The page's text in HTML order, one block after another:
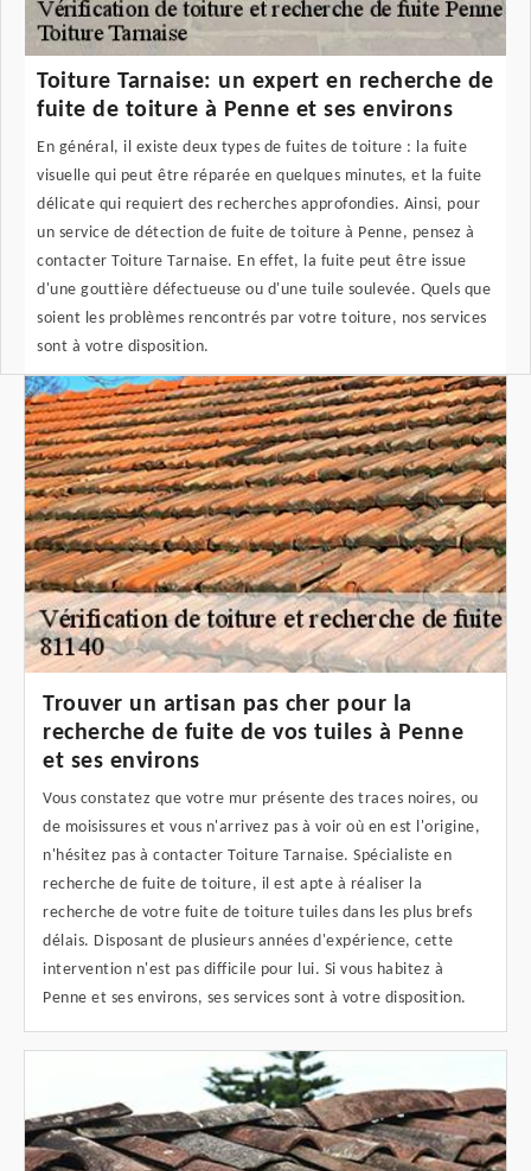
Toiture Tarnaise: un expert en recherche de
fuite de toiture à Penne et ses environs
En général, il existe deux types de fuites de toiture : la fuite
visuelle qui peut être réparée en quelques minutes, et la fuite
délicate qui requiert des recherches approfondies. Ainsi, pour
un service de détection de fuite de toiture à Penne, pensez à
contacter Toiture Tarnaise. En effet, la fuite peut être issue
d'une gouttière défectueuse ou d'une tuile soulevée. Quels que
soient les problèmes rencontrés par votre toiture, nos services
sont à votre disposition.
Trouver un artisan pas cher pour la
recherche de fuite de vos tuiles à Penne
et ses environs
Vous constatez que votre mur présente des traces noires, ou
de moisissures et vous n'arrivez pas à voir où en est l'origine,
n'hésitez pas à contacter Toiture Tarnaise. Spécialiste en
recherche de fuite de toiture, il est apte à réaliser la
recherche de votre fuite de toiture tuiles dans les plus brefs
délais. Disposant de plusieurs années d'expérience, cette
intervention n'est pas difficile pour lui. Si vous habitez à
Penne et ses environs, ses services sont à votre disposition.